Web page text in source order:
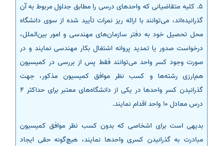
5. کلیه متقاضیانی که واحدهای درسی را مطابق جداول مربوط به آن
گذرانیده‌اند، می‌توانند با ارائه ریز نمرات تأیید شده از سوی دانشگاه
محل تحصیل خود به دفتر سازمان‌های مهندسی و امور بین‌الملل،
درخواست صدور یا تمدید پروانه اشتغال بکار مهندسی نمایند و در
صورت وجود کسر واحد می‌توانند فقط پس از بررسی در کمیسیون
هم‌ارزی رشته‌‌ها و کسب نظر موافق کمیسیون مذکور، جهت
گذرانیدن کسر واحدها در یکی از دانشگاه‌های معتبر برای حداکثر 4
درس معادل 10 واحد اقدام نمایند.
بدیهی است برای اشخاصی که بدون کسب نظر موافق کمیسیون
مبادرت به گذرانیدن کسری واحدها نمایند، هیچ‌گونه حقی ایجاد